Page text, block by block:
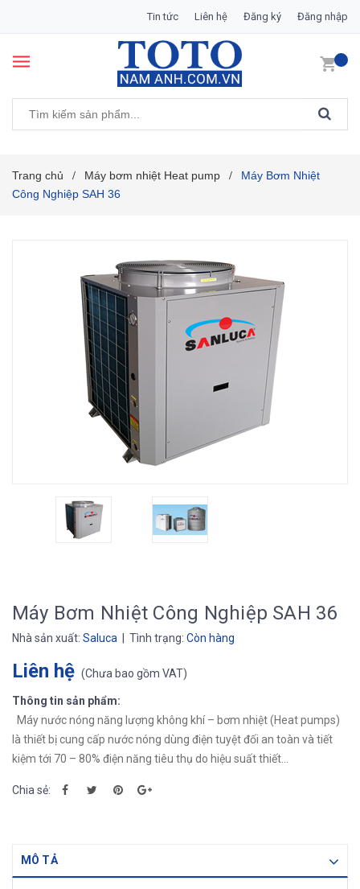
Tin tức Liên hệ Đăng ký Đăng nhập
Trang chủ / Máy bơm nhiệt Heat pump /
Máy Bơm Nhiệt
Công Nghiệp SAH 36
Máy Bơm Nhiệt Công Nghiệp SAH 36
Nhà sản xuất: Saluca | Tình trạng: Còn hàng
Liên hệ (Chưa bao gồm VAT)
Thông tin sản phẩm:
là thiết bị cung cấp nước nóng dùng điện tuyệt đối an toàn và tiết
kiệm tới 70 – 80% điện năng tiêu thụ do hiệu suất thiết...
Chia sẻ:
MÔ TẢ